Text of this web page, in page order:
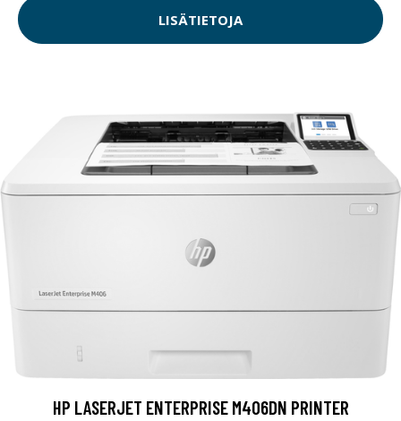
LISÄTIETOJA
HP LASERJET ENTERPRISE M406DN PRINTER